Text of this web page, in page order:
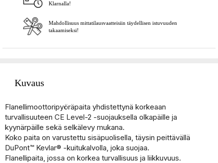
Klarnalla!
Mahdollisuus mittatilausvaatteisiin täydellisen istuvuuden
takaamiseksi!
Kuvaus
Flanellimoottoripyöräpaita yhdistettynä korkeaan
turvallisuuteen CE Level-2 -suojauksella olkapäille ja
kyynärpäille sekä selkälevy mukana.
Koko paita on varustettu sisäpuolisella, täysin peittävällä
DuPont™ Kevlar® -kuitukalvolla, joka suojaa.
Flanellipaita, jossa on korkea turvallisuus ja liikkuvuus. ​